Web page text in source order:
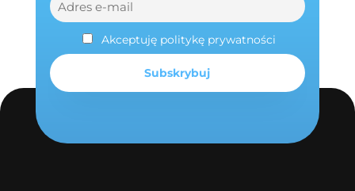
Akceptuję politykę prywatności